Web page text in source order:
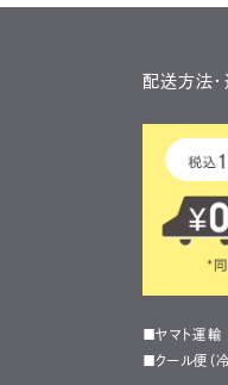
配送方法
■ヤマト運輸
■クール便（